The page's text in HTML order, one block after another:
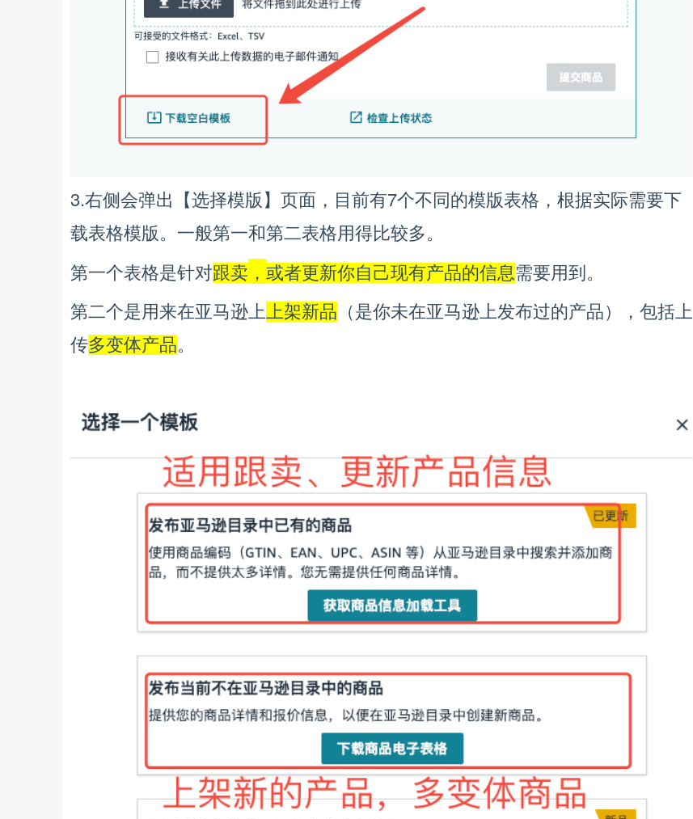
3.右侧会弹出 【选择模版 】 页面 ， 目前有7个不同的模版表格 ， 根据实际需要下
载表格模版 。 一般第一和第二表格用得比较多。
第一个表格是针对跟卖 ， 或者更新你自己现有产品的信息需要用到 。
第二个是用来在亚马逊上上架新品 （是你未在亚马逊上发布过的产品）， 包括上
传多变体产品。